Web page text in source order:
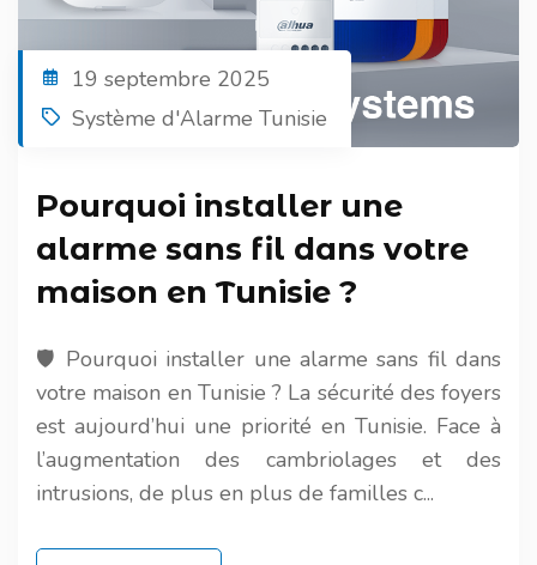
19 septembre 2025
Système d'Alarme Tunisie
Pourquoi installer une
alarme sans fil dans votre
maison en Tunisie ?
🛡️ Pourquoi installer une alarme sans fil dans
votre maison en Tunisie ? La sécurité des foyers
est aujourd’hui une priorité en Tunisie. Face à
l’augmentation des cambriolages et des
intrusions, de plus en plus de familles c...